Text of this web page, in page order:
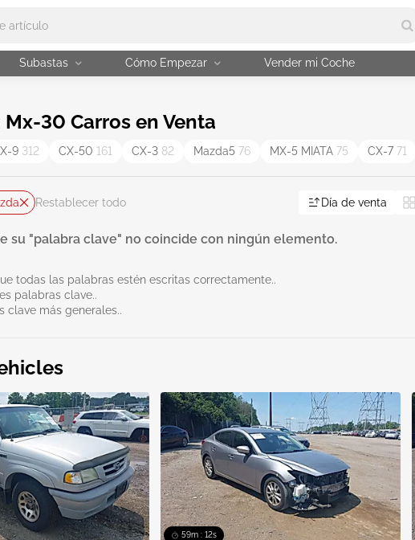
Subastas Cómo Empezar Vender mi Coche
30 Carros en Venta
9 312 CX-50 161 CX-3 82 Mazda5 76 MX-5 MIATA 75 CX-7 71
Restablecer todo Día de venta
su "palabra clave" no coincide con ningún elemento.
todas las palabras estén escritas correctamente..
palabras clave..
clave más generales..
59m : 11s